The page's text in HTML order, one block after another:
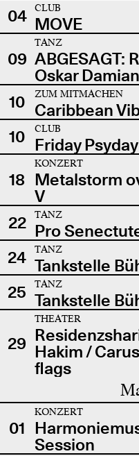
04
CLUB
MOVE
09
TANZ
ABGESAGT:
Oskar
10
ZUM MITMACHEN
Caribbean
10
CLUB
Friday Psyday
18
KONZERT
Metalstorm
V
22
TANZ
Pro
24
TANZ
Tankstelle
25
TANZ
Tankstelle
29
THEATER
Hakim /
flags
01
KONZERT
Session